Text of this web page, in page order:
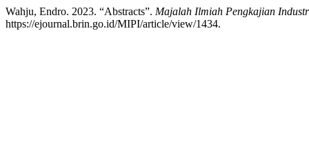
Wahju, Endro. 2023. “Abstracts”. Majalah Ilmiah Pengkajian
https://ejournal.brin.go.id/MIPI/article/view/1434.